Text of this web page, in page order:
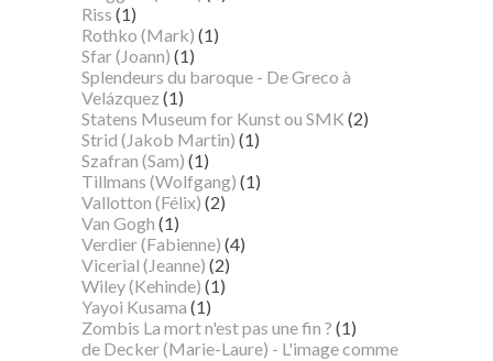
Riss (1)
Rothko (Mark) (1)
Sfar (Joann) (1)
Splendeurs du baroque - De Greco à
Velázquez (1)
Statens Museum for Kunst ou SMK (2)
Strid (Jakob Martin) (1)
Szafran (Sam) (1)
Tillmans (Wolfgang) (1)
Vallotton (Félix) (2)
Van Gogh (1)
Verdier (Fabienne) (4)
Vicerial (Jeanne) (2)
Wiley (Kehinde) (1)
Yayoi Kusama (1)
Zombis La mort n'est pas une fin ? (1)
de Decker (Marie-Laure) - L'image comme